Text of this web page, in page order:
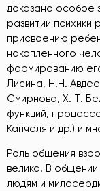
доказано особое
развитии
присвоению
накопленного
формированию
Лисина, Н.Н.
Смирнова, Х. Т.
функций,
Капчеля и др.) и
Роль общения
велика. В
людям и